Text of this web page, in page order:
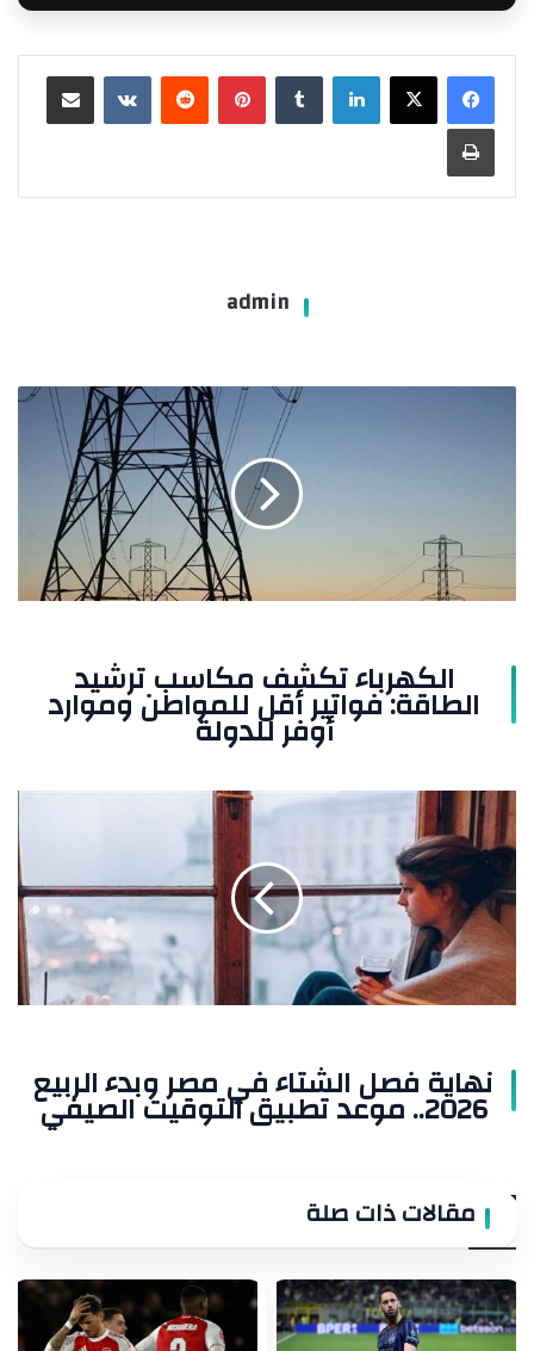
لينكدإن بينتيريست مشاركة عبر البريد
طباعة
admin
للمواطن
وموارد
الكهرباء تكشف مكاسب ترشيد
الطاقة: فواتير أقل للمواطن وموارد
أوفر للدولة
نهاية
فصل
الشتاء
مصر
وبدء
الربيع
2026..
موعد
الصيفينهاية فصل الشتاء في مصر وبدء الربيع
2026.. موعد تطبيق التوقيت الصيفي
مقالات ذات صلة